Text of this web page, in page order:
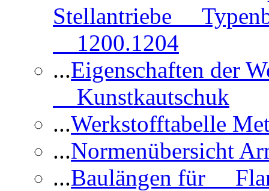
Stellantriebe
1200.1204
...Eigenschaften der
Kunstkautschuk
...Werkstofftabelle
...Normenübersicht
...Baulängen für